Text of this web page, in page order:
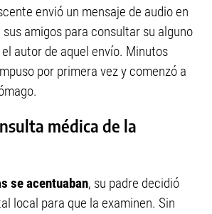
envió un mensaje de audio en
amigos para consultar su alguno
autor de aquel envío. Minutos
por primera vez y comenzó a
médica de la
se acentuaban, su padre decidió
local para que la examinen. Sin